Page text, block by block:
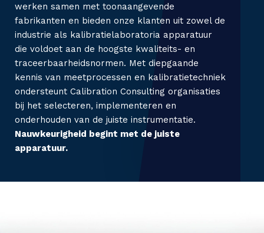
werken samen met toonaangevende
fabrikanten en bieden onze klanten uit zowel de
industrie als kalibratielaboratoria apparatuur
die voldoet aan de hoogste kwaliteits- en
traceerbaarheidsnormen. Met diepgaande
kennis van meetprocessen en kalibratietechniek
ondersteunt Calibration Consulting organisaties
bij het selecteren, implementeren en
onderhouden van de juiste instrumentatie.
Nauwkeurigheid begint met de juiste
apparatuur.